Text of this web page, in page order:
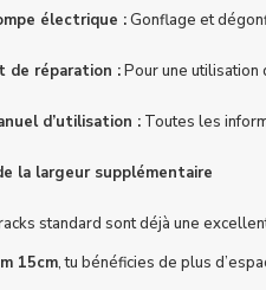
électrique :Gonflage et
de réparation :Pour une utilisation
d’utilisation : Toutes les
la largeur supplémentaire
standard sont déjà une
15cm, tu bénéficies de plus